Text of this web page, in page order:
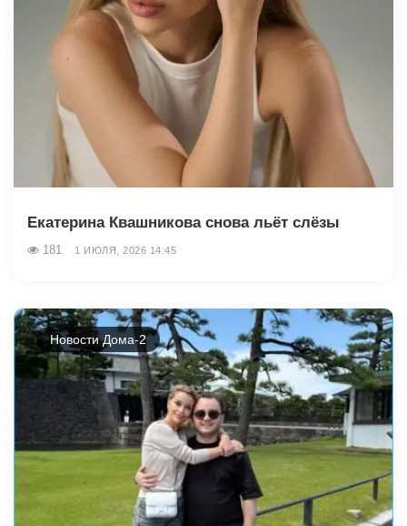
Екатерина Квашникова снова льёт слёзы
181 1 ИЮЛЯ, 2026 14:45
Новости Дома-2